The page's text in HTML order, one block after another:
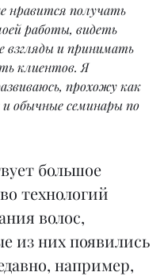
нравится получать
работы, видеть
взгляды и принимать
клиентов. Я
прохожу как
обычные семинары по
большое
технологий
волос,
из них появились
например,